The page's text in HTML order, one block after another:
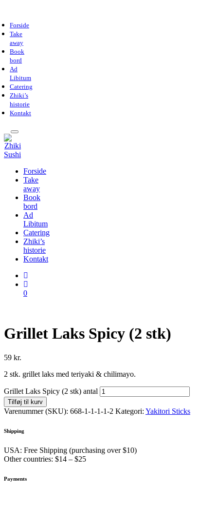
Forside
Take
away
Book
bord
Ad
Libitum
Catering
Zhiki’s
historie
Kontakt
Forside
Take
away
Book
bord
Ad
Libitum
Catering
Zhiki’s
historie
Kontakt
0
Grillet Laks Spicy (2 stk)
59 kr.
2 stk. grillet laks med teriyaki & chilimayo.
Grillet Laks Spicy (2 stk) antal
Tilføj til kurv
Varenummer (SKU): 668-1-1-1-1-2 Kategori: Yakitori Sticks
Shipping
USA: Free Shipping (purchasing over $10)
Other countries: $14 – $25
Payments